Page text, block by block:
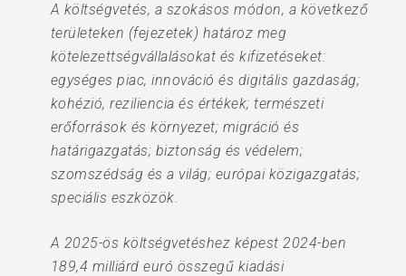
A költségvetés, a szokásos módon, a következő
területeken (fejezetek) határoz meg
kötelezettségvállalásokat és kifizetéseket:
egységes piac, innováció és digitális gazdaság;
kohézió, reziliencia és értékek; természeti
erőforrások és környezet; migráció és
határigazgatás; biztonság és védelem;
szomszédság és a világ; európai közigazgatás;
speciális eszközök.
A 2025-ös költségvetéshez képest 2024-ben
189,4 milliárd euró összegű kiadási